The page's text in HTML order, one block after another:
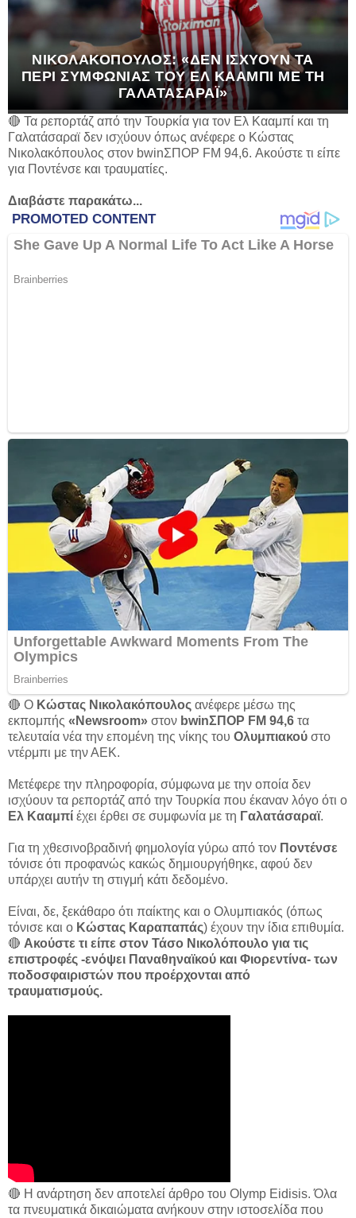
ΝΙΚΟΛΑΚΌΠΟΥΛΟΣ: «ΔΕΝ ΙΣΧΎΟΥΝ ΤΑ
ΠΕΡΊ ΣΥΜΦΩΝΊΑΣ ΤΟΥ ΕΛ ΚΑΑΜΠΊ ΜΕ ΤΗ
ΓΑΛΑΤΆΣΑΡΑΪ»
🔴 Τα ρεπορτάζ από την Τουρκία για τον Ελ Κααμπί και τη
Γαλατάσαραϊ δεν ισχύουν όπως ανέφερε ο Κώστας
Νικολακόπουλος στον bwinΣΠΟΡ FM 94,6. Ακούστε τι είπε
για Ποντένσε και τραυματίες.
Διαβάστε παρακάτω...
🔴 Ο Κώστας Νικολακόπουλος ανέφερε μέσω της
εκπομπής «Newsroom» στον bwinΣΠΟΡ FM 94,6 τα
τελευταία νέα την επομένη της νίκης του Ολυμπιακού στο
ντέρμπι με την ΑΕΚ.
Μετέφερε την πληροφορία, σύμφωνα με την οποία δεν
ισχύουν τα ρεπορτάζ από την Τουρκία που έκαναν λόγο ότι ο
Ελ Κααμπί έχει έρθει σε συμφωνία με τη Γαλατάσαραϊ.
Για τη χθεσινοβραδινή φημολογία γύρω από τον Ποντένσε
τόνισε ότι προφανώς κακώς δημιουργήθηκε, αφού δεν
υπάρχει αυτήν τη στιγμή κάτι δεδομένο.
Είναι, δε, ξεκάθαρο ότι παίκτης και ο Ολυμπιακός (όπως
τόνισε και ο Κώστας Καραπαπάς) έχουν την ίδια επιθυμία.
🔴 Ακούστε τι είπε στον Τάσο Νικολόπουλο για τις
επιστροφές -ενόψει Παναθηναϊκού και Φιορεντίνα- των
ποδοσφαιριστών που προέρχονται από
τραυματισμούς.
🔴 Η ανάρτηση δεν αποτελεί άρθρο του Olymp Eidisis. Όλα
τα πνευματικά δικαιώματα ανήκουν στην ιστοσελίδα που